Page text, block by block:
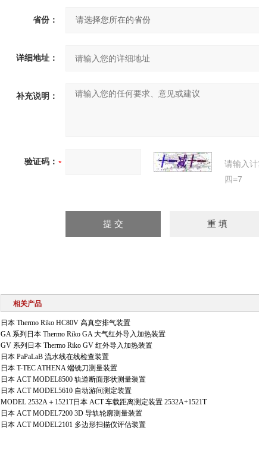
省份：
详细地址：
补充说明：
验证码：
请输入
四=7
相关产品
日本 Thermo Riko HC80V 高真空排气装置
GA 系列日本 Thermo Riko GA 大气红外导入加热装置
GV 系列日本 Thermo Riko GV 红外导入加热装置
日本 PaPaLaB 流水线在线检查装置
日本 T-TEC ATHENA 端铣刀测量装置
日本 ACT MODEL8500 轨道断面形状测量装置
日本 ACT MODEL5610 自动游间测定装置
MODEL 2532A＋1521T日本 ACT 车载距离测定装置 2532A+1521T
日本 ACT MODEL7200 3D 导轨轮廓测量装置
日本 ACT MODEL2101 多边形扫描仪评估装置